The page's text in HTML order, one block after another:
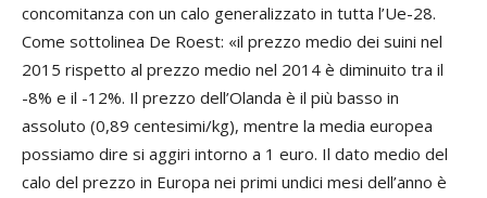
concomitanza con un calo generalizzato in tutta l’Ue-28.
Come sottolinea De Roest: «il prezzo medio dei suini nel
2015 rispetto al prezzo medio nel 2014 è diminuito tra il
-8% e il -12%. Il prezzo dell’Olanda è il più basso in
assoluto (0,89 centesimi/kg), mentre la media europea
possiamo dire si aggiri intorno a 1 euro. Il dato medio del
calo del prezzo in Europa nei primi undici mesi dell’anno è